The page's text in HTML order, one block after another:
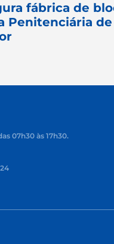
fábrica de
Penitenciária de
07h30 às 17h30.